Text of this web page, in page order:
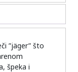
”jäger” što
špeka i